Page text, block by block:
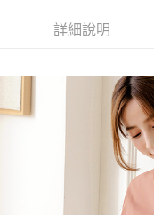
詳細說明